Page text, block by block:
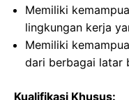
Memiliki
lingkungan kerja
Memiliki
dari berbagai latar
Kualifikasi Khusus: